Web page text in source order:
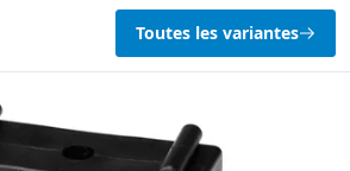
Toutes les variantes